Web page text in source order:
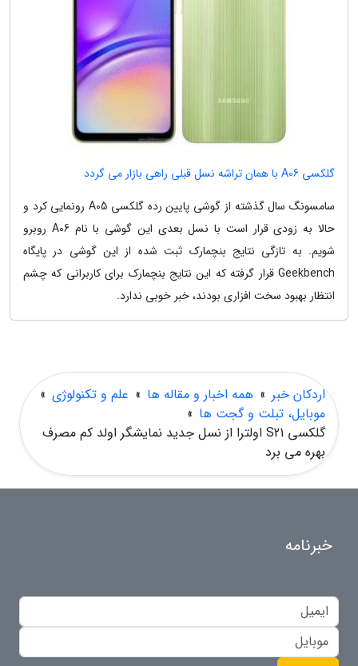
گلکسی A06 با همان تراشه نسل قبلی راهی بازار می گردد
سامسونگ سال گذشته از گوشی پایین رده گلکسی A05 رونمایی کرد و
حالا به زودی قرار است با نسل بعدی این گوشی با نام A06 روبرو
شویم. به تازگی نتایج بنچمارک ثبت شده از این گوشی در پایگاه
Geekbench قرار گرفته که این نتایج بنچمارک برای کاربرانی که چشم
انتظار بهبود سخت افزاری بودند، خبر خوبی ندارد.
اردکان خبر » همه اخبار و مقاله ها » علم و تکنولوژی »
موبایل، تبلت و گجت ها »
گلکسی S21 اولترا از نسل جدید نمایشگر اولد کم مصرف
بهره می برد
خبرنامه